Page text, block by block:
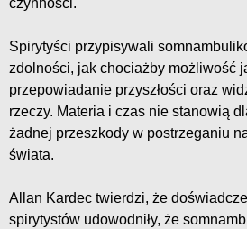
czynności.
Spirytyści przypisywali
zdolności, jak chociażby możliwość
przepowiadanie przyszłości oraz
rzeczy. Materia i czas nie stanowią
żadnej przeszkody w postrzeganiu
świata.
Allan Kardec twierdzi, że
spirytystów udowodniły, że